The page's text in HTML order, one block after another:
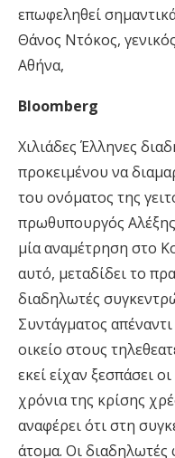
επωφεληθεί
Θάνος Ντόκος,
Αθήνα,
Bloomberg
Χιλιάδες Έλληνες
προκειμένου να
του ονόματος της
πρωθυπουργός Αλέξης
μία αναμέτρηση στο
αυτό, μεταδίδει το
διαδηλωτές
Συντάγματος
οικείο στους
εκεί είχαν ξεσπάσει
χρόνια της κρίσης
αναφέρει ότι στη
άτομα. Οι